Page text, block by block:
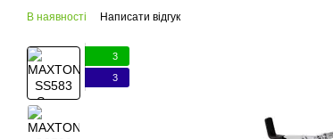
В наявності Написати відгук
3
3